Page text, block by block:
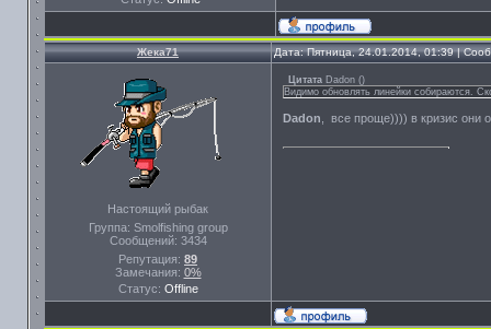
Жека71 Дата: Пятница, 24.01.2014, 01:39 |
Настоящий рыбак
Группа: Smolfishing group
Сообщений: 3434
Репутация: 89
Замечания: 0%
Статус: Offline
Цитата Dadon ()
Видимо обновлять линейки собираются.
Dadon , все проще)))) в кризис они